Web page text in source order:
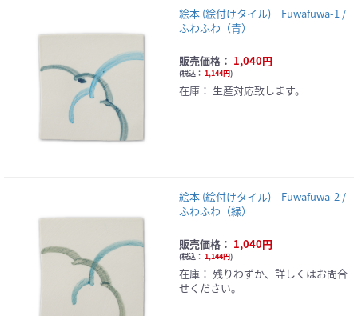
絵本 (絵付けタイル) Fuwafuwa-1 /
ふわふわ（青）
販売価格： 1,040円
(税込： 1,144円)
在庫： 生産対応致します。
絵本 (絵付けタイル) Fuwafuwa-2 /
ふわふわ（緑）
販売価格： 1,040円
(税込： 1,144円)
在庫： 残りわずか、詳しくはお問合
せください。